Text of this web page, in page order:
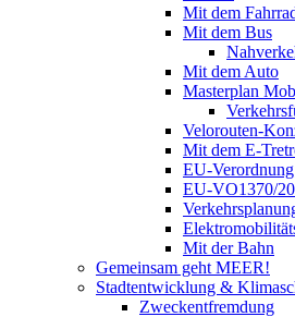
Mit dem
Mit dem Bus
Mit dem Auto
Masterplan
Velorouten-
Mit dem E-
EU-
EU-VO1370/
Mit der Bahn
Gemeinsam geht MEER!
Stadtentwicklung &
Zweckentfremdung